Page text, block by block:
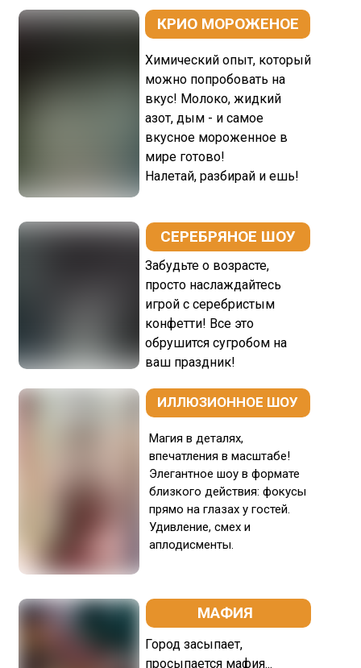
МАФИЯ
СЕРЕБРЯНОЕ ШОУ
ИЛЛЮЗИОННОЕ ШОУ
КРИО МОРОЖЕНОЕ
Магия в деталях,
впечатления в масштабе!
Элегантное шоу в формате
близкого действия: фокусы
прямо на глазах у гостей.
Удивление, смех и
аплодисменты.
Химический опыт, который
можно попробовать на
вкус! Молоко, жидкий
азот, дым - и самое
вкусное мороженное в
мире готово!
Налетай, разбирай и ешь!
Забудьте о возрасте,
просто наслаждайтесь
игрой с серебристым
конфетти! Все это
обрушится сугробом на
ваш праздник!
Город засыпает,
просыпается мафия...